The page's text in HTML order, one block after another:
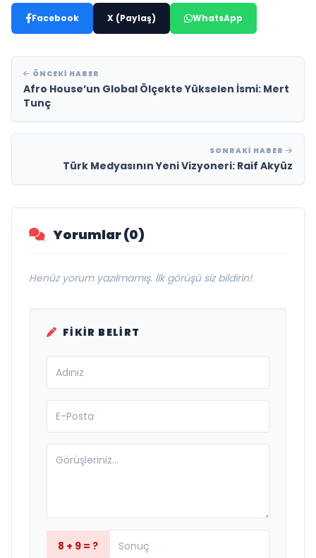
Facebook X (Paylaş) WhatsApp
ÖNCEKI HABER
Afro House’un Global Ölçekte Yükselen İsmi: Mert
Tunç
SONRAKI HABER
Türk Medyasının Yeni Vizyoneri: Raif Akyüz
Yorumlar (0)
Henüz yorum yazılmamış. İlk görüşü siz bildirin!
FIKIR BELIRT
8 + 9 = ?